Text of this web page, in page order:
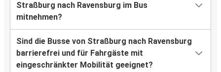
Straßburg nach Ravensburg im Bus
mitnehmen?
Sind die Busse von Straßburg nach Ravensburg
barrierefrei und für Fahrgäste mit
eingeschränkter Mobilität geeignet?